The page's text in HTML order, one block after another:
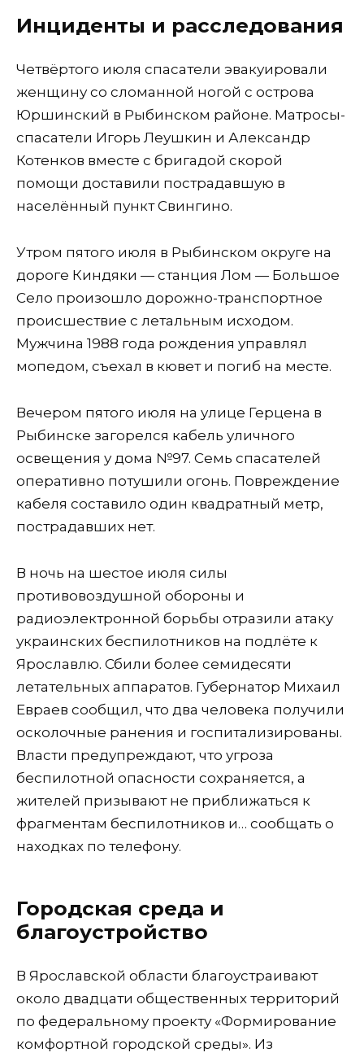
Инциденты и расследования
Четвёртого июля спасатели эвакуировали
женщину со сломанной ногой с острова
Юршинский в Рыбинском районе. Матросы-
спасатели Игорь Леушкин и Александр
Котенков вместе с бригадой скорой
помощи доставили пострадавшую в
населённый пункт Свингино.
Утром пятого июля в Рыбинском округе на
дороге Киндяки — станция Лом — Большое
Село произошло дорожно-транспортное
происшествие с летальным исходом.
Мужчина 1988 года рождения управлял
мопедом, съехал в кювет и погиб на месте.
Вечером пятого июля на улице Герцена в
Рыбинске загорелся кабель уличного
освещения у дома №97. Семь спасателей
оперативно потушили огонь. Повреждение
кабеля составило один квадратный метр,
пострадавших нет.
В ночь на шестое июля силы
противовоздушной обороны и
радиоэлектронной борьбы отразили атаку
украинских беспилотников на подлёте к
Ярославлю. Сбили более семидесяти
летательных аппаратов. Губернатор Михаил
Евраев сообщил, что два человека получили
осколочные ранения и госпитализированы.
Власти предупреждают, что угроза
беспилотной опасности сохраняется, а
жителей призывают не приближаться к
фрагментам беспилотников и… сообщать о
находках по телефону.
Городская среда и
благоустройство
В Ярославской области благоустраивают
около двадцати общественных территорий
по федеральному проекту «Формирование
комфортной городской среды». Из